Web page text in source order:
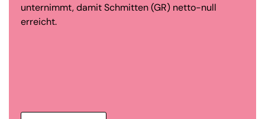
unternimmt, damit Schmitten (GR) netto-null
erreicht.